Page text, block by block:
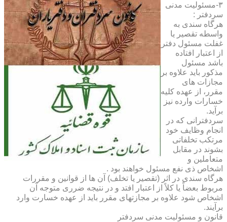
۳-مسئولیت مدنی
سردفتر :
هرگاه سندی به
واسطه تقصیر یا
غفلت مسئول دفتر
از اعتبار افتاده
باشد مسئول
مذکور باید علاوه بر
مجازات های
مقرر، از عهده کلیه
خسارات وارده نیز
برآید.
سردفترانی که در
انجام وظایف خود
مرتکب تخلفاتی
بشوند در مقابل
متعاملین و
اشخاص ذی نفع مسئول خواهند بود .
هرگاه سندی در اثر (تقصیر یا تخلف) آن ها از قوانین و مقررات
مربوط بعضاً یا کلاً از اعتبار افتد و در نتیجه ضرری متوجه آن
اشخاص شود علاوه بر مجازتهای مقرر باید از عهده خسارت وارد
برآیند.
قانون و مسئولیت مدنی سردفتر